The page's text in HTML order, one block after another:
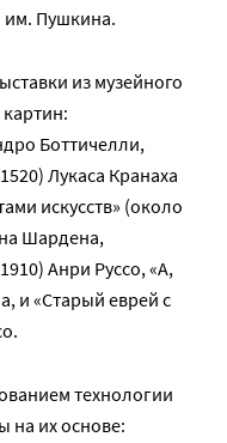
им. Пушкина.
из музейного
Боттичелли,
Лукаса Кранаха
искусств» (около
Шардена,
Анри Руссо, «А,
и «Старый еврей с
технологии
на их основе: